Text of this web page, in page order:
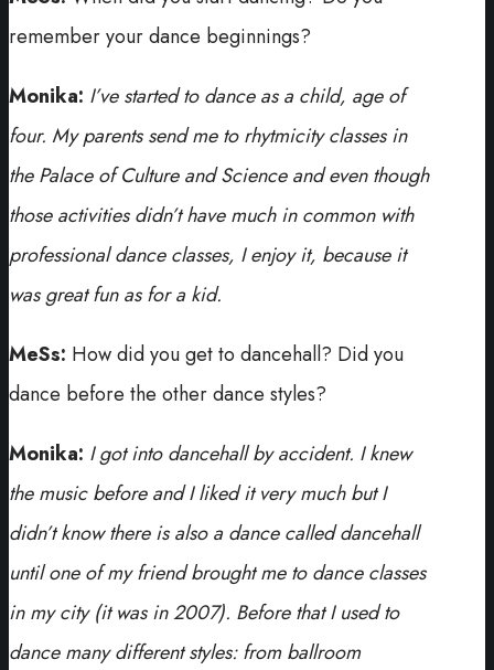
remember your dance beginnings?
Monika: I’ve started to dance as a child, age of
four. My parents send me to rhytmicity classes in
the Palace of Culture and Science and even though
those activities didn’t have much in common with
professional dance classes, I enjoy it, because it
was great fun as for a kid.
MeSs: How did you get to dancehall? Did you
dance before the other dance styles?
Monika: I got into dancehall by accident. I knew
the music before and I liked it very much but I
didn’t know there is also a dance called dancehall
until one of my friend brought me to dance classes
in my city (it was in 2007). Before that I used to
dance many different styles: from ballroom